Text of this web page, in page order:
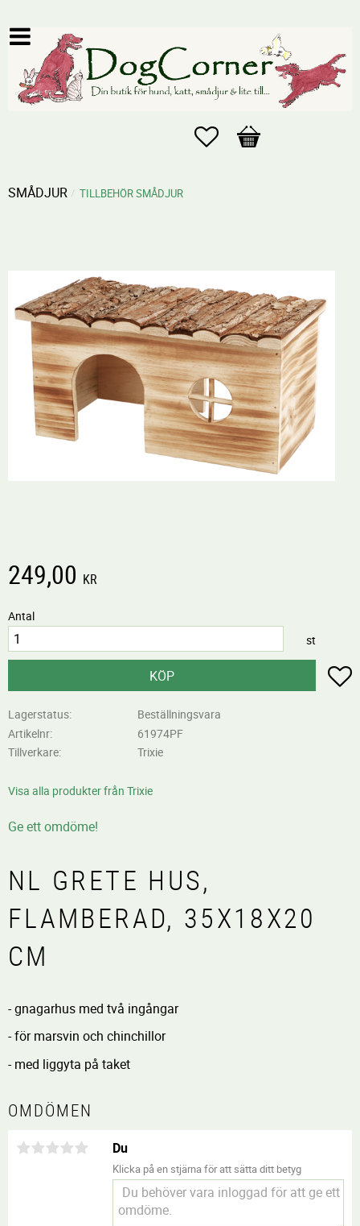
Favoriter
Kundvagn
SMÅDJUR TILLBEHÖR SMÅDJUR
249,00 KR
Antal
st
KÖP
Lagerstatus
Beställningsvara
Artikelnr
61974PF
Tillverkare
Trixie
Visa alla produkter från Trixie
Ge ett omdöme!
NL GRETE HUS,
FLAMBERAD, 35X18X20
CM
- gnagarhus med två ingångar
- för marsvin och chinchillor
- med liggyta på taket
OMDÖMEN
Du
Klicka på en stjärna för att sätta ditt betyg